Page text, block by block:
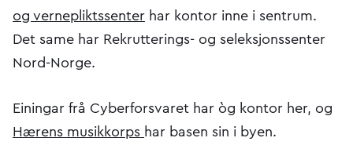
og vernepliktssenter har kontor inne i sentrum.
Det same har Rekrutterings- og seleksjonssenter
Nord-Norge.
Einingar frå Cyberforsvaret har òg kontor her, og
Hærens musikkorps har basen sin i byen.